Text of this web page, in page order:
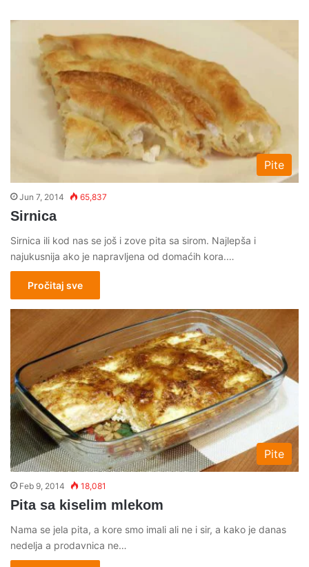
Pite
Jun 7, 2014 65,837
Sirnica
Sirnica ili kod nas se još i zove pita sa sirom. Najlepša i
najukusnija ako je napravljena od domaćih kora.…
Pročitaj sve
Pite
Feb 9, 2014 18,081
Pita sa kiselim mlekom
Nama se jela pita, a kore smo imali ali ne i sir, a kako je danas
nedelja a prodavnica ne…